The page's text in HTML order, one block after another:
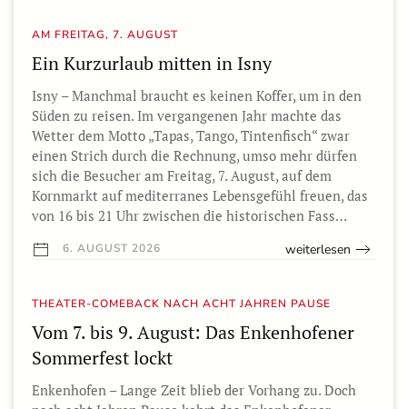
AM FREITAG, 7. AUGUST
Ein Kurzurlaub mitten in Isny
Isny – Manchmal braucht es keinen Koffer, um in den
Süden zu reisen. Im vergangenen Jahr machte das
Wetter dem Motto „Tapas, Tango, Tintenfisch“ zwar
einen Strich durch die Rechnung, umso mehr dürfen
sich die Besucher am Freitag, 7. August, auf dem
Kornmarkt auf mediterranes Lebensgefühl freuen, das
von 16 bis 21 Uhr zwischen die historischen Fass…
6. AUGUST 2026 weiterlesen
THEATER-COMEBACK NACH ACHT JAHREN PAUSE
Vom 7. bis 9. August: Das Enkenhofener
Sommerfest lockt
Enkenhofen – Lange Zeit blieb der Vorhang zu. Doch